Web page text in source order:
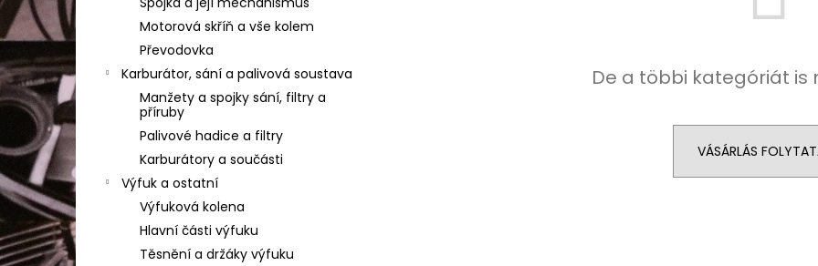
a
n
l
Motorová skříň a vše kolem
Převodovka
Karburátor, sání a palivová soustava
Manžety a spojky sání, filtry a
příruby
Palivové hadice a filtry
Karburátory a součásti
Výfuk a ostatní
Výfuková kolena
Hlavní části výfuku
Těsnění a držáky výfuku
De a többi kategóriát is
VÁSÁRLÁS